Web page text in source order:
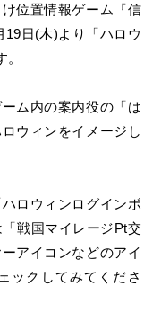
位置情報ゲーム『信
日(木)より「ハロウ
ム内の案内役の「は
ウィンをイメージし
ロウィンログインボ
戦国マイレージPt交
アイコンなどのアイ
ックしてみてくださ